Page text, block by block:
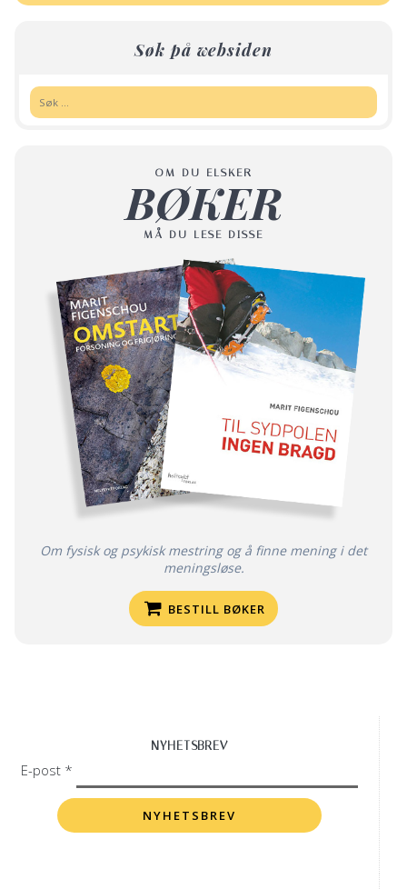
Søk på websiden
OM DU ELSKER
BØKER
MÅ DU LESE DISSE
Om fysisk og psykisk mestring og å finne mening i det
meningsløse.
BESTILL BØKER
NYHETSBREV
E-post *